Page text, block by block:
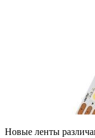
Новые ленты